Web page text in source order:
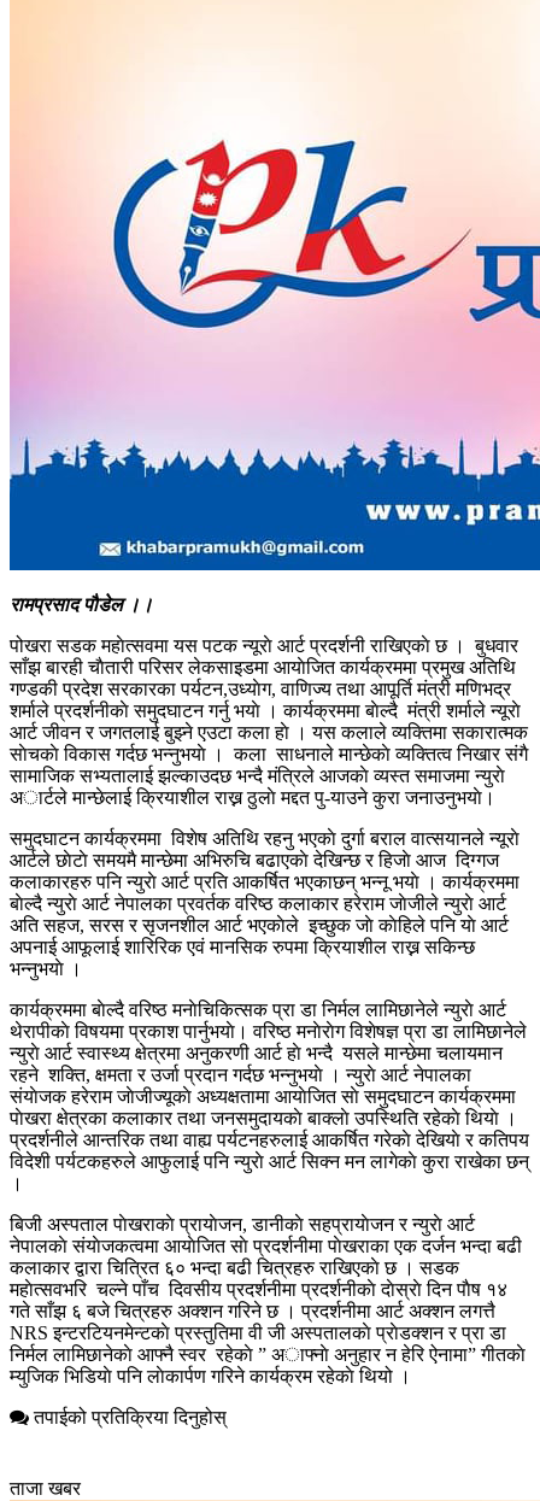
रामप्रसाद पाैडेल ।।
पोखरा सडक महाेत्सवमा यस पटक न्यूराे आर्ट प्रदर्शनी राखिएकाे छ । बुधवार
साँझ बारही चाैतारी परिसर लेकसाइडमा आयाेजित कार्यक्रममा प्रमुख अतिथि
गण्डकी प्रदेश सरकारका पर्यटन,उध्याेग, वाणिज्य तथा आपूर्ति मंत्री मणिभद्र
शर्माले प्रदर्शनीकाे समुदघाटन गर्नु भयाे । कार्यक्रममा बाेल्दै मंत्री शर्माले न्यूराे
आर्ट जीवन र जगतलाई बुझ्ने एउटा कला हाे । यस कलाले व्यक्तिमा सकारात्मक
साेचकाे विकास गर्दछ भन्नुभयाे । कला साधनाले मान्छेकाे व्यक्तित्व निखार संगै
सामाजिक सभ्यतालाई झल्काउदछ भन्दै मंत्रिले आजकाे व्यस्त समाजमा न्युराे
अार्टले मान्छेलाई क्रियाशील राख्न ठुलाे मद्दत पु-याउने कुरा जनाउनुभयाे।
समुदघाटन कार्यक्रममा विशेष अतिथि रहनु भएकाे दुर्गा बराल वात्सयानले न्यूराे
आर्टले छाेटाे समयमै मान्छेमा अभिरुचि बढाएकाे देखिन्छ र हिजाे आज दिग्गज
कलाकारहरु पनि न्युराे आर्ट प्रति आकर्षित भएकाछन् भन्नू भयाे । कार्यक्रममा
बाेल्दै न्युराे आर्ट नेपालका प्रवर्तक वरिष्ठ कलाकार हरेराम जाेजीले न्युराे आर्ट
अति सहज, सरस र सृजनशील आर्ट भएकाेले इच्छुक जाे काेहिले पनि याे आर्ट
अपनाई आफूलाई शारिरिक एवं मानसिक रुपमा क्रियाशील राख्न सकिन्छ
भन्नुभयाे ।
कार्यक्रममा बाेल्दै वरिष्ठ मनाेचिकित्सक प्रा डा निर्मल लामिछानेले न्युराे आर्ट
थेरापीकाे विषयमा प्रकाश पार्नुभयाे। वरिष्ठ मनाेराेग विशेषज्ञ प्रा डा लामिछानेले
न्युराे आर्ट स्वास्थ्य क्षेत्रमा अनुकरणी आर्ट हाे भन्दै यसले मान्छेमा चलायमान
रहने शक्ति, क्षमता र उर्जा प्रदान गर्दछ भन्नुभयाे । न्युराे आर्ट नेपालका
संयाेजक हरेराम जाेजीज्यूकाे अध्यक्षतामा आयाेजित साे समुदघाटन कार्यक्रममा
पाेखरा क्षेत्रका कलाकार तथा जनसमुदायकाे बाक्लाे उपस्थिति रहेकाे थियाे ।
प्रदर्शनीले आन्तरिक तथा वाह्य पर्यटनहरुलाई आकर्षित गरेकाे देखियाे र कतिपय
विदेशी पर्यटकहरुले आफुलाई पनि न्युराे आर्ट सिक्न मन लागेकाे कुरा राखेका छन्
।
बिजी अस्पताल पाेखराकाे प्रायाेजन, डानीकाे सहप्रायाेजन र न्युराे आर्ट
नेपालकाे संयाेजकत्वमा आयाेजित साे प्रदर्शनीमा पाेखराका एक दर्जन भन्दा बढी
कलाकार द्वारा चित्रित ६० भन्दा बढी चित्रहरु राखिएकाे छ । सडक
महाेत्सवभरि चल्ने पाँच दिवसीय प्रदर्शनीमा प्रदर्शनीकाे दाेस्राे दिन पाैष १४
गते साँझ ६ बजे चित्रहरु अक्शन गरिने छ । प्रदर्शनीमा आर्ट अक्शन लगत्तै
NRS इन्टरटियनमेन्टकाे प्रस्तुतिमा वी जी अस्पतालकाे प्राेडक्शन र प्रा डा
निर्मल लामिछानेकाे आफ्नै स्वर रहेकाे ” अाफ्नाे अनुहार न हेरि ऐनामा” गीतकाे
म्युजिक भिडियाे पनि लाेकार्पण गरिने कार्यक्रम रहेकाे थियो ।
तपाईको प्रतिक्रिया दिनुहोस्
ताजा खबर